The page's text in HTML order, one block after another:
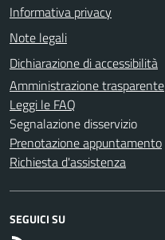
Informativa privacy
Note legali
Dichiarazione di accessibilità
Amministrazione trasparente
Leggi le FAQ
Segnalazione disservizio
Prenotazione appuntamento
Richiesta d'assistenza
SEGUICI SU